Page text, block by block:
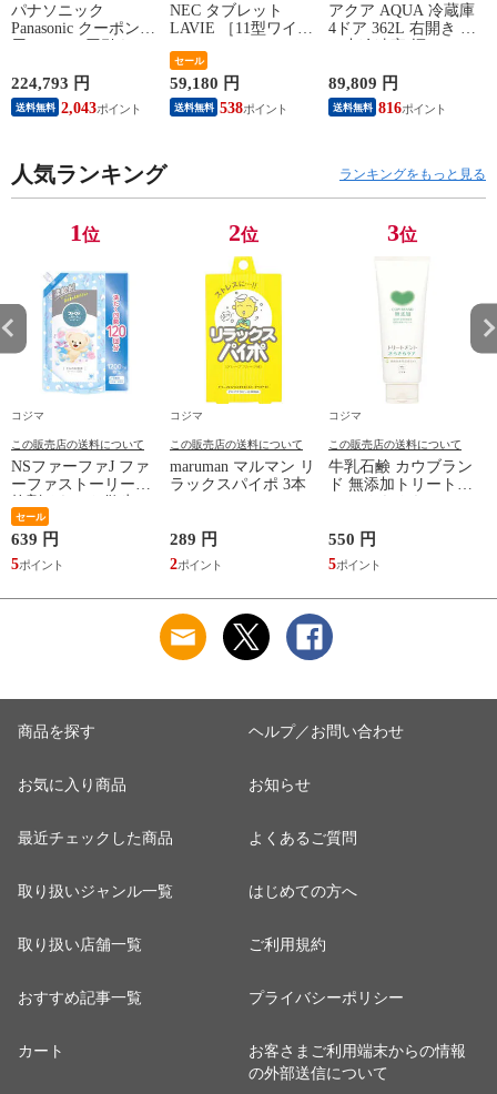
パナソニック
Panasonic クーポン利
用で 20000円引き |
Mini LED液晶テレビ
VIERA ビエラ W95C
50V型 4K対応 TV-
224,793 円
送料無料 2,043
NEC タブレット
LAVIE ［11型ワイド
レージ：256GB］ サ
ンドローズ PC-
T1175LAC
セール
59,180 円
送料無料 538
アクア AQUA 冷蔵庫
4ドア 362L 右開き 真
ん中冷凍室 幅60cm
AQR-36A-N（標準設
置無料）
89,809 円
送料無料 816
人気ランキング ランキングをもっと見る
1位
コジマ
この販売店の送料について
NSファーファJ ファ
ーファストーリー柔
軟剤そらのお散歩
1200mL 詰替
セール
639 円
5
2位
コジマ
この販売店の送料について
maruman マルマン リ
ラックスパイポ 3本
289 円
2
3位
コジマ
この販売店の送料について
牛乳石鹸 カウブラン
ド 無添加トリートメ
ント さらさらケア
550 円
5
商品を探す
お気に入り商品
最近チェックした商品
取り扱いジャンル一覧
取り扱い店舗一覧
おすすめ記事一覧
カート
ヘルプ／お問い合わせ
お知らせ
よくあるご質問
はじめての方へ
ご利用規約
プライバシーポリシー
お客さまご利用端末からの情報
の外部送信について